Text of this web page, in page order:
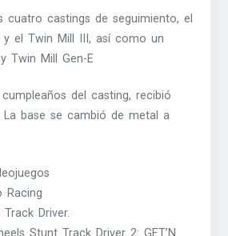
cuatro castings de seguimiento, el
y el Twin Mill III, así como un
Twin Mill Gen-E
del casting, recibió
La base se cambió de metal a
Racing
Driver.
Stunt Track Driver 2: GET’N